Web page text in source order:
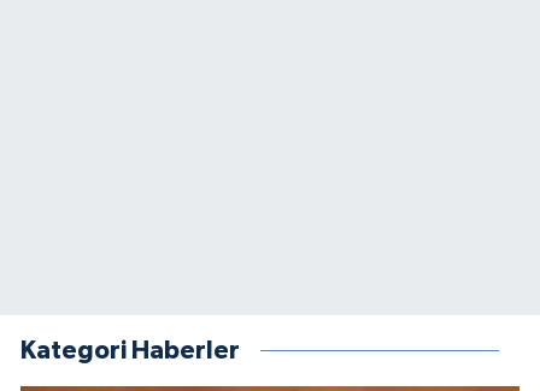
Kategori Haberler